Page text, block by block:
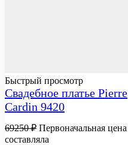
Быстрый просмотр
Свадебное платье Pierre
Cardin 9420
69250₽ Первоначальная цена
составляла